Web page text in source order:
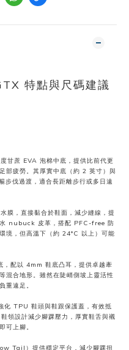
特點與尺碼建議
蔗 EVA 泡棉中底，提供比前代更
部疲勞。其厚實中底（約 2 英寸）與
伐過渡，適合長距離步行或多日遠
，直接黏合於鞋面，減少縫線，提
水 nubuck 皮革，搭配 PFC-free 防
境，但高溫下（約 24°C 以上）可能
配以 4mm 鞋底凸耳，提供卓越牽
混合地形。雖然在陡峭側坡上靈活性
重遠足。
TPU 鞋頭與鞋跟保護蓋，有效抵
設計減少腳踝壓力，厚實鞋舌與襯
可上腳。
Tail）提供穩定平台，減少腳踝扭